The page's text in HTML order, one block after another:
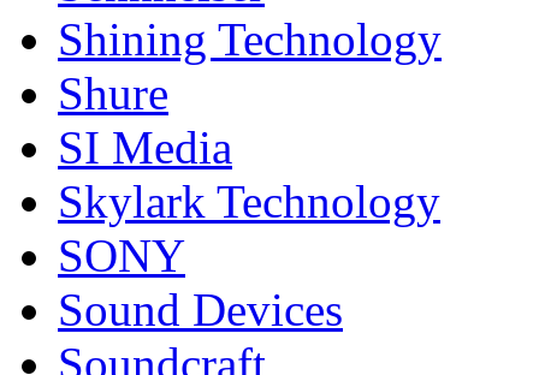
Shining Technology
Shure
SI Media
Skylark Technology
SONY
Sound Devices
Soundcraft